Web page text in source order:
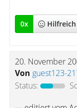
0x Hilfreich
20. November
Von guest123-
Status: